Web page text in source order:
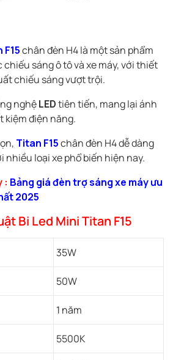
chân đèn H4 là một sản phẩm
sáng ô tô và xe máy, với thiết
chiếu sáng vượt trội.
nghệLEDtiên tiến, mang lại ánh
kiệm điện năng.
Titan F15chân đèn H4 dễ dàng
nhiều loại xe phổ biến hiện nay.
: Bảng giá đèn trợ sáng xe máy ưu
2025
Bi Led Mini Titan F15
35W
50W
1 năm
5500K